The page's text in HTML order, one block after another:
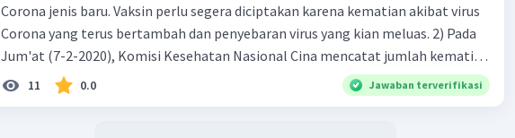
Corona jenis baru. Vaksin perlu segera diciptakan karena kematian akibat virus
Corona yang terus bertambah dan penyebaran virus yang kian meluas. 2) Pada
Jum'at (7-2-2020), Komisi Kesehatan Nasional Cina mencatat jumlah kematian
akibat virus Corona baru telah mencapai 636 kasus, sedangkan jumlah warga
yang terinfeksi menjadi 31.161 kasus. Kasus terbanyak terjadi di Hubei, Cina,
11 0.0 Jawaban terverifikasi